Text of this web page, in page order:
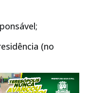
(no